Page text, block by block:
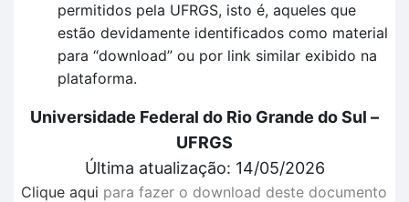
permitidos pela UFRGS, isto é, aqueles que
estão devidamente identificados como material
para “download” ou por link similar exibido na
plataforma.
Universidade Federal do Rio Grande do Sul –
UFRGS
Última atualização: 14/05/2026
Clique aqui para fazer o download deste documento